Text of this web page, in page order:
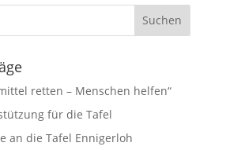
retten – Menschen helfen“
für die Tafel
an die Tafel Ennigerloh